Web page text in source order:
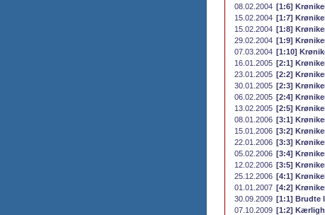
08.02.2004 [1:6]
15.02.2004 [1:7]
15.02.2004 [1:8]
29.02.2004 [1:9]
07.03.2004 [1:10]
16.01.2005 [2:1]
23.01.2005 [2:2]
30.01.2005 [2:3]
06.02.2005 [2:4]
13.02.2005 [2:5]
08.01.2006 [3:1]
15.01.2006 [3:2]
22.01.2006 [3:3]
05.02.2006 [3:4]
12.02.2006 [3:5]
25.12.2006 [4:1]
01.01.2007 [4:2]
30.09.2009 [1:1] Brudte
07.10.2009 [1:2]